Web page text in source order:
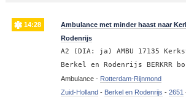
14:28
Ambulance met minder haast naar
Rodenrijs
A2 (DIA: ja) AMBU 17135
Berkel en Rodenrijs BERKRR
Ambulance - Rotterdam-Rijnmond
Zuid-Holland- Berkel en Rodenrijs - 2651